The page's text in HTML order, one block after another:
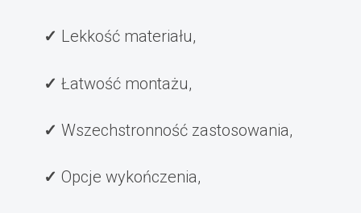
Lekkość materiału,
Łatwość montażu,
Wszechstronność zastosowania,
Opcje wykończenia,